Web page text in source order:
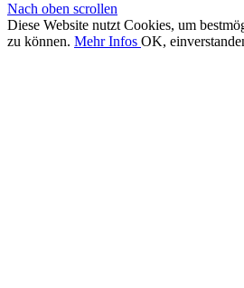
Nach oben scrollen
Diese Website nutzt Cookies, um
zu können. Mehr Infos OK,